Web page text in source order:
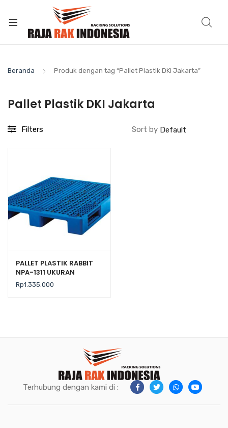
Beranda Produk dengan tag “Pallet Plastik DKI Jakarta”
Pallet Plastik DKI Jakarta
Filters Sort by
PALLET PLASTIK RABBIT
NPA-1311 UKURAN
130x110x16 CM, JUAL
HARGA BERSAING
Rp1.335.000
Terhubung dengan kami di :